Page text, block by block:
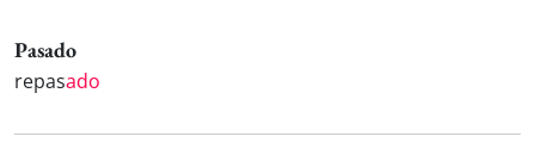
Pasado
repasado